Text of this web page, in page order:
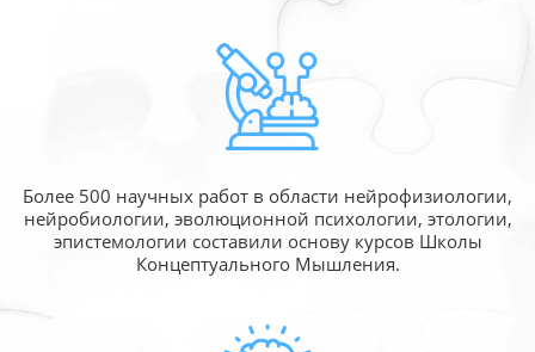
Более 500 научных работ в области нейрофизиологии,
нейробиологии, эволюционной психологии, этологии,
эпистемологии составили основу курсов Школы
Концептуального Мышления.